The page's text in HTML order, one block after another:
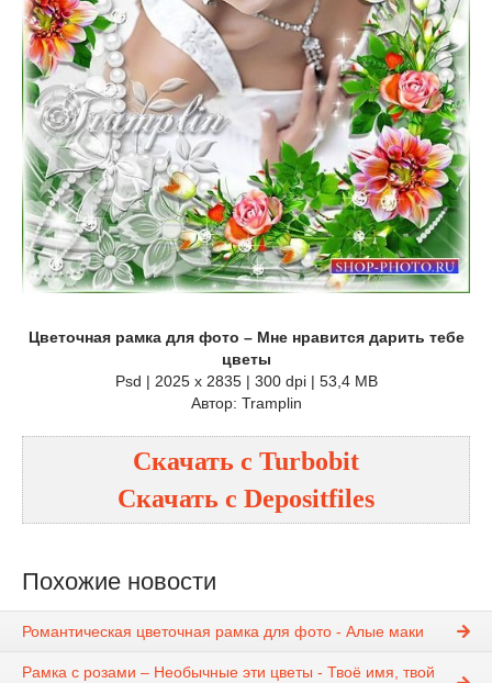
Цветочная рамка для фото – Мне нравится дарить тебе
цветы
Psd | 2025 x 2835 | 300 dpi | 53,4 MB
Автор: Tramplin
Скачать с Turbobit
Скачать с Depositfiles
Похожие новости
Романтическая цветочная рамка для фото - Алые маки
Рамка с розами – Необычные эти цветы - Твоё имя, твой